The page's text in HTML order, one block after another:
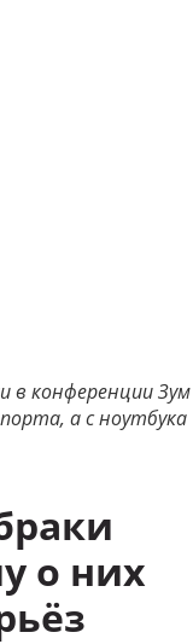
в конференции Зум
а с ноутбука
о них